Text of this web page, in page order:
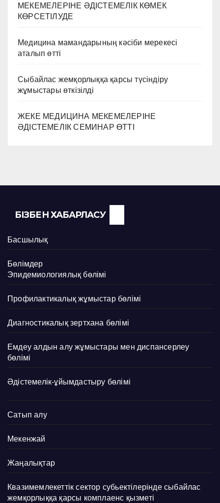
МЕКЕМЕЛЕРІНЕ ӘДІСТЕМЕЛІК КӨМЕК
КӨРСЕТІЛУДЕ
Медицина мамандарының кәсіби мерекесі
аталып өтті
Сыбайлас жемқорлыққа қарсы түсіндіру
жұмыстары өткізілді
ЖЕКЕ МЕДИЦИНА МЕКЕМЕЛЕРІНЕ
ӘДІСТЕМЕЛІК СЕМИНАР ӨТТІ
БІЗБЕН ХАБАРЛАСУ
Басшылық
Бөлімдер
Эпидемиологиялық бөлімі
Профилактикалық жұмыстар бөлімі
Диагностикалық зертхана бөлімі
Емдеу алдын алу жұмыстары мен диспансерлеу
бөлімі
Әдістемелік-ұйымдастыру бөлімі
Сатып алу
Мекенжай
Жаңалықтар
Квазимемлекеттік сектор субьектілерінде сыбайлас
жемқорлыққа қарсы комплаенс қызметі